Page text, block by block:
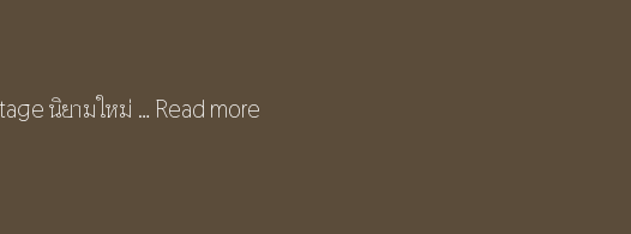
นิยามใหม่ … Read more